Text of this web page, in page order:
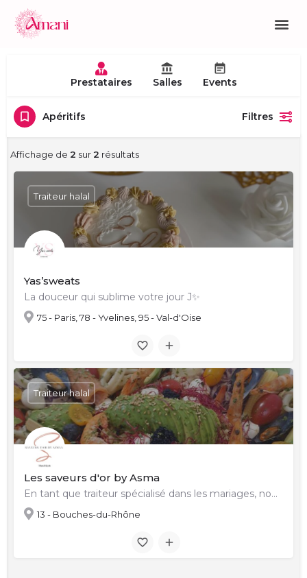
Prestataires Salles Events
Apéritifs Filtres
Affichage de 2 sur 2 résultats
Yas’sweats
La douceur qui sublime votre jour J✨
75 - Paris, 78 - Yvelines, 95 - Val-d'Oise
Traiteur halal
Les saveurs d'or by Asma
En tant que traiteur spécialisé dans les mariages, nous sommes passionnés par la création d'expériences…
13 - Bouches-du-Rhône
Traiteur halal